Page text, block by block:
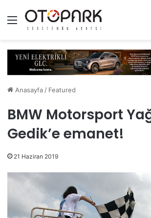
Menü
Anasayfa / Featured
BMW Motorsport
Gedik’e emanet!
21 Haziran 2019